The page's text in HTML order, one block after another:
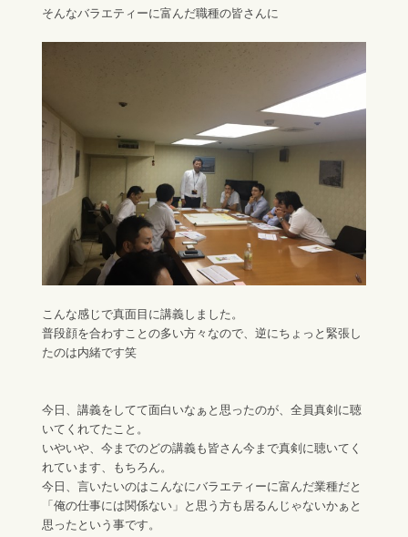
そんなバラエティーに富んだ職種の皆さんに
こんな感じで真面目に講義しました。
普段顔を合わすことの多い方々なので、逆にちょっと緊張し
たのは内緒です笑
今日、講義をしてて面白いなぁと思ったのが、全員真剣に聴
いてくれてたこと。
いやいや、今までのどの講義も皆さん今まで真剣に聴いてく
れています、もちろん。
今日、言いたいのはこんなにバラエティーに富んだ業種だと
「俺の仕事には関係ない」と思う方も居るんじゃないかぁと
思ったという事です。